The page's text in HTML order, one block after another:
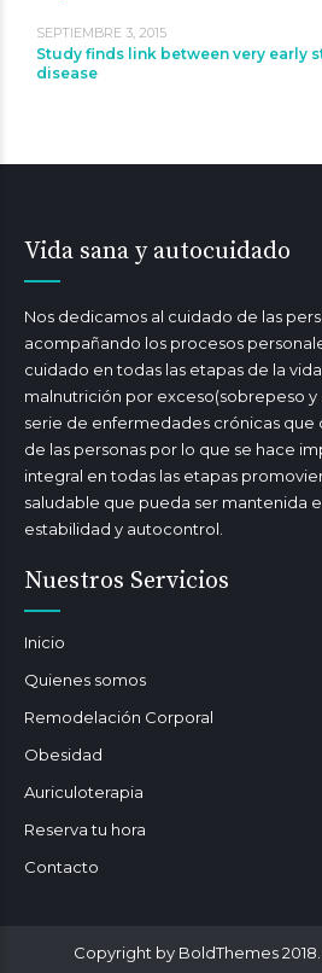
SEPTIEMBRE 3, 2015
Study finds link between very early
disease
Vida sana y autocuidado
Nos dedicamos al cuidado de las
acompañando los procesos
cuidado en todas las etapas de la
malnutrición por exceso(sobrepeso
serie de enfermedades crónicas que
de las personas por lo que se hace
integral en todas las etapas
saludable que pueda ser mantenida
estabilidad y autocontrol.
Nuestros Servicios
Inicio
Quienes somos
Remodelación Corporal
Obesidad
Auriculoterapia
Reserva tu hora
Contacto
Copyright by BoldThemes